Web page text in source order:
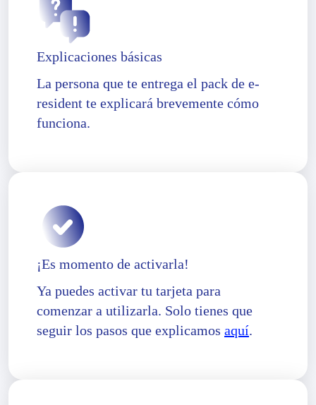
Explicaciones básicas
La persona que te entrega el pack de e-
resident te explicará brevemente cómo
funciona.
¡Es momento de activarla!
Ya puedes activar tu tarjeta para
comenzar a utilizarla. Solo tienes que
seguir los pasos que explicamos aquí.